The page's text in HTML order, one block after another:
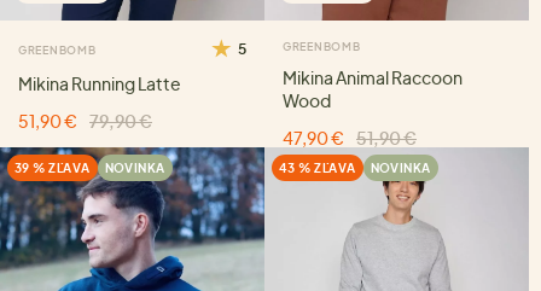
GREENBOMB 5
Mikina Running Latte
51,90 €
79,90 €
GREENBOMB
Mikina Animal Raccoon
Wood
47,90 €
51,90 €
39 % ZĽAVA NOVINKA 43 % ZĽAVA NOVINKA